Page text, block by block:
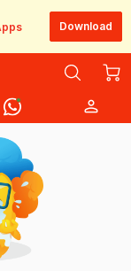
Download
person